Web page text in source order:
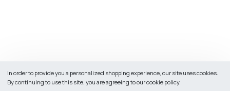
In order to provide you a personalized shopping experience, our site uses cookies.
By continuing to use this site, you are agreeing to our cookie policy.